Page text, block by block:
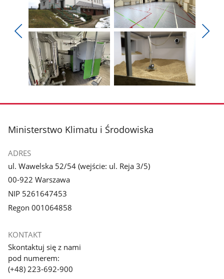
Pokaż
poprzednie
zdjęcia
Pokaż
zdjęcie
1
z
galerii.
Pokaż
zdjęcie
z
galerii.
zdjęcie
galerii.
zdjęcie
galerii.
stopka
Ministerstwo Klimatu i Środowiska
ADRES
ul. Wawelska 52/54 (wejście: ul. Reja 3/5)
00-922 Warszawa
NIP 5261647453
Regon 001064858
KONTAKT
Skontaktuj się z nami
pod numerem:
(+48) 223-692-900